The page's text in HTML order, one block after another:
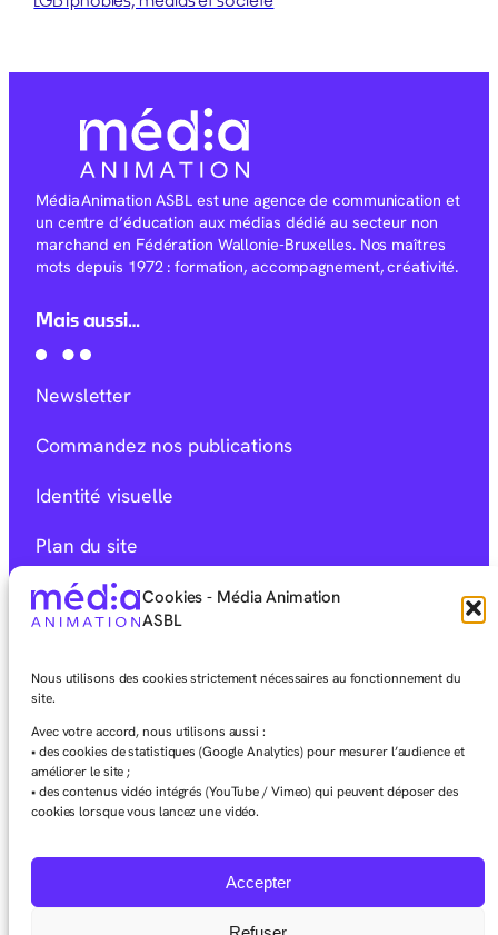
Cookies - Média Animation
ASBL
Nous utilisons des cookies strictement nécessaires au fonctionnement du
site.
Avec votre accord, nous utilisons aussi :
• des cookies de statistiques (Google Analytics) pour mesurer l’audience et
améliorer le site ;
• des contenus vidéo intégrés (YouTube / Vimeo) qui peuvent déposer des
cookies lorsque vous lancez une vidéo.
Accepter
Média Animation ASBL est une agence de communication et
un centre d’éducation aux médias dédié au secteur non
marchand en Fédération Wallonie-Bruxelles. Nos maîtres
mots depuis 1972 : formation, accompagnement, créativité.
Mais aussi…
Newsletter
Commandez nos publications
Identité visuelle
Plan du site
Mentions Légales
Charte éditoriale
FacebookInstagramLinkedInVimeoYoutubeMixcloud